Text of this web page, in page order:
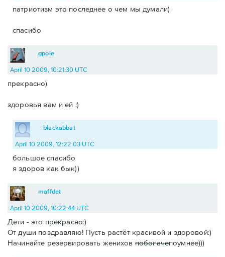
патриотизм это последнее о чем мы думали)
спасибо
gpole
April 10 2009, 10:21:30 UTC
прекрасно)
здоровья вам и ей :)
blackabbat
April 10 2009, 12:22:03 UTC
большое спасибо
я здоров как бык))
maffdet
April 10 2009, 10:22:44 UTC
Дети - это прекрасно:)
От души поздравляю! Пусть растёт красивой и здоровой:)
Начинайте резервировать жениховпобогачепоумнее)))